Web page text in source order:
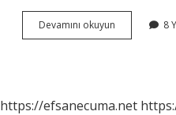
Devamını okuyun Meditasyon
Yapmanın
8
https://efsanecuma.net